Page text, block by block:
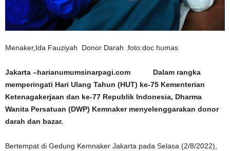
Menaker,Ida Fauziyah Donor Darah .foto:doc humas
Jakarta –harianumumsinarpagi.com Dalam rangka
memperingati Hari Ulang Tahun (HUT) ke-75 Kementerian
Ketenagakerjaan dan ke-77 Republik Indonesia, Dharma
Wanita Persatuan (DWP) Kemnaker menyelenggarakan donor
darah dan bazar.
Bertempat di Gedung Kemnaker Jakarta pada Selasa (2/8/2022),